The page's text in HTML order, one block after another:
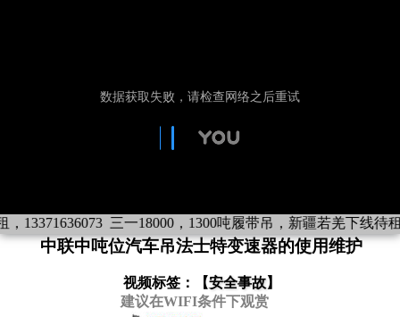
13371636073 三一18000，1300吨履带吊，新疆若羌下线待
中联中吨位汽车吊法士特变速器的使用维护
视频标签：【安全事故】
建议在WIFI条件下观赏